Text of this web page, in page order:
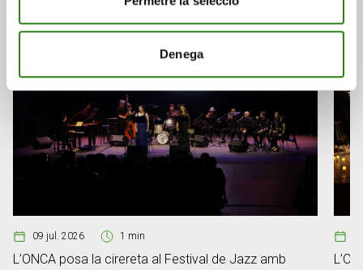
Denega
09 jul. 2026 1 min
L’ONCA posa la cirereta al Festival de Jazz amb